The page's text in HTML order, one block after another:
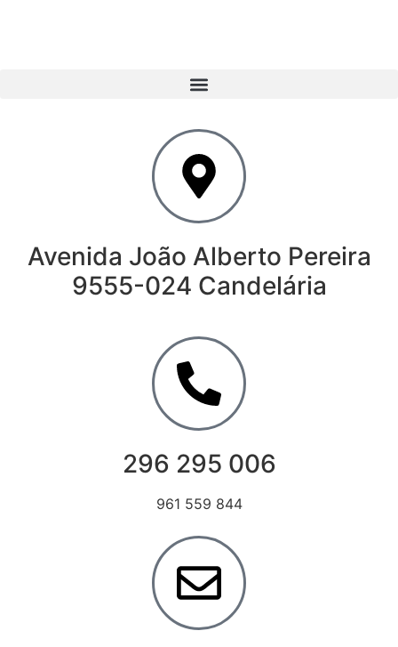
Avenida João Alberto Pereira
9555-024 Candelária
296 295 006
961 559 844